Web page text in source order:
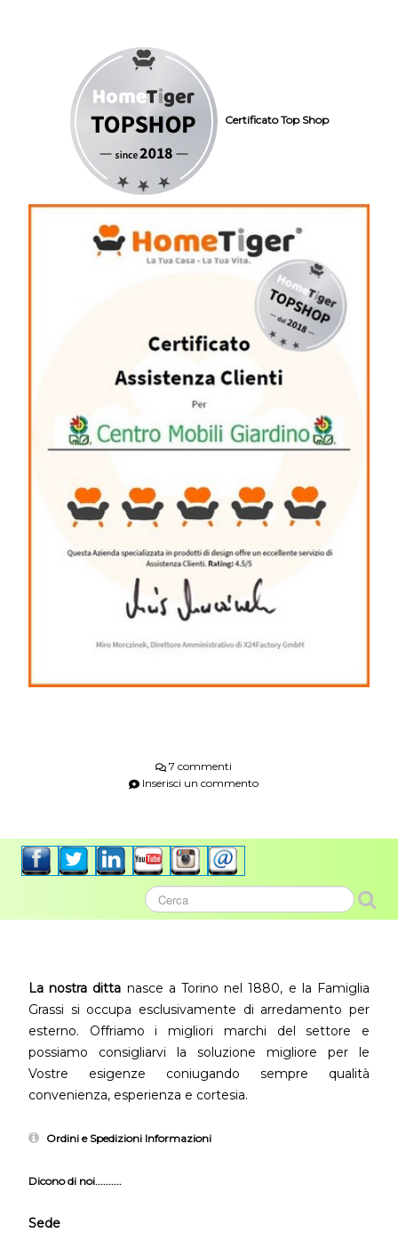
Certificato Top Shop
7 commenti
Inserisci un commento
La nostra ditta nasce a Torino nel 1880, e la Famiglia
Grassi si occupa esclusivamente di arredamento per
esterno. Offriamo i migliori marchi del settore e
possiamo consigliarvi la soluzione migliore per le
Vostre esigenze coniugando sempre qualità
convenienza, esperienza e cortesia.
Ordini e Spedizioni Informazioni
Dicono di noi..........
Sede